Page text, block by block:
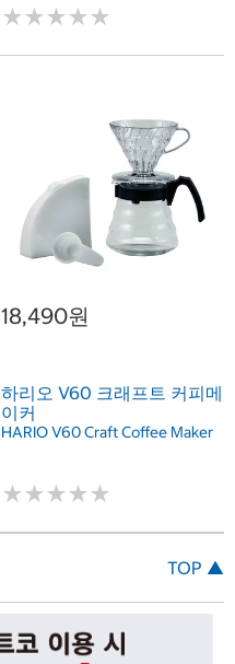
★★★★★
★★★★★
18,490원
하리오 V60 크래프트 커피메
이커
HARIO V60 Craft Coffee Maker
★★★★★
★★★★★
TOP ▲